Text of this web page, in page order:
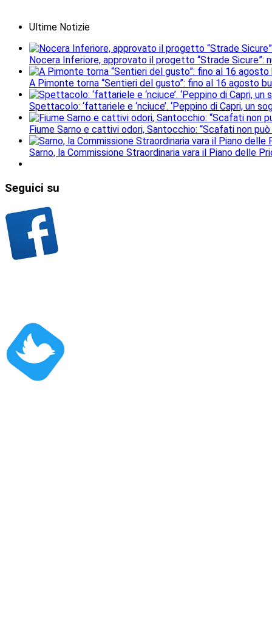
Ultime Notizie
Nocera Inferiore, approvato il progetto “Strade
A Pimonte torna “Sentieri del gusto”: fino al 16 agosto
Spettacolo: ‘fattariele e ‘nciuce’. ‘Peppino di Capri, un
Fiume Sarno e cattivi odori, Santocchio: “Scafati non
Sarno, la Commissione Straordinaria vara il Piano delle
Seguici su